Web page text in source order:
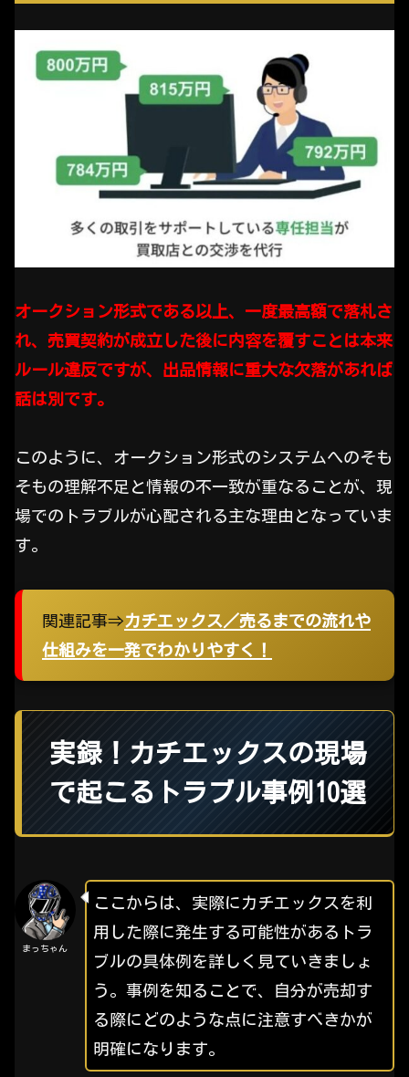
オークション形式である以上、一度最高額で落札さ
れ、売買契約が成立した後に内容を覆すことは本来
ルール違反ですが、出品情報に重大な欠落があれば
話は別です。
このように、オークション形式のシステムへのそも
そもの理解不足と情報の不一致が重なることが、現
場でのトラブルが心配される主な理由となっていま
す。
関連記事⇒カチエックス／売るまでの流れや
仕組みを一発でわかりやすく！
実録！カチエックスの現場
で起こるトラブル事例10選
まっちゃん
ここからは、実際にカチエックスを利
用した際に発生する可能性があるトラ
ブルの具体例を詳しく見ていきましょ
う。事例を知ることで、自分が売却す
る際にどのような点に注意すべきかが
明確になります。